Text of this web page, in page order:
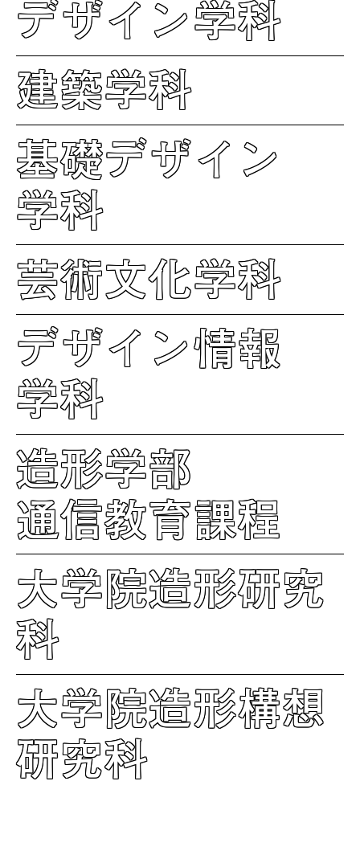
デザイン学科
建築学科
基礎デザイン
学科
芸術文化学科
デザイン情報
学科
造形学部
通信教育課程
大学院造形研究
科
大学院造形構想
研究科